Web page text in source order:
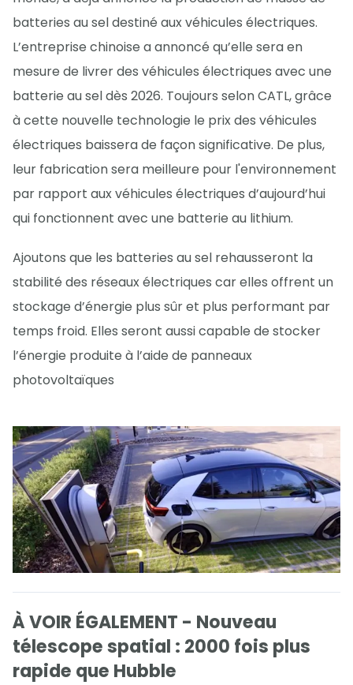
batteries au sel destiné aux véhicules électriques.
L’entreprise chinoise a annoncé qu’elle sera en
mesure de livrer des véhicules électriques avec une
batterie au sel dès 2026. Toujours selon CATL, grâce
à cette nouvelle technologie le prix des véhicules
électriques baissera de façon significative. De plus,
leur fabrication sera meilleure pour l'environnement
par rapport aux véhicules électriques d’aujourd’hui
qui fonctionnent avec une batterie au lithium.
Ajoutons que les batteries au sel rehausseront la
stabilité des réseaux électriques car elles offrent un
stockage d’énergie plus sûr et plus performant par
temps froid. Elles seront aussi capable de stocker
l’énergie produite à l’aide de panneaux
photovoltaïques
À VOIR ÉGALEMENT - Nouveau
télescope spatial : 2000 fois plus
rapide que Hubble